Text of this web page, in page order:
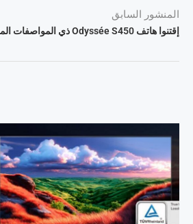
المنشور السابق
إقتنوا هاتف Odyssée S450 ذي المواصفات المقبولة و السّعر المنخفض